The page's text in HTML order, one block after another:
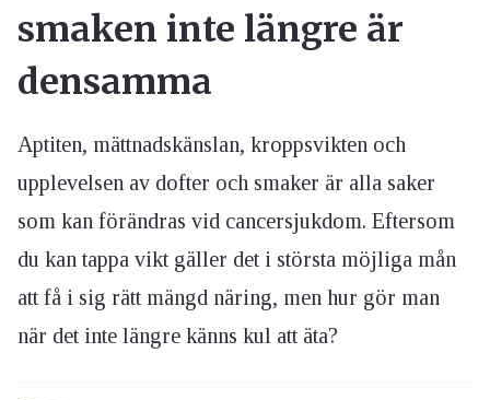
smaken inte längre är
densamma
Aptiten, mättnadskänslan, kroppsvikten och
upplevelsen av dofter och smaker är alla saker
som kan förändras vid cancersjukdom. Eftersom
du kan tappa vikt gäller det i största möjliga mån
att få i sig rätt mängd näring, men hur gör man
när det inte längre känns kul att äta?